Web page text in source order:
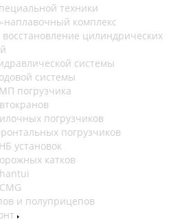
техники
наплавочный комплекс
цилиндрических
системы
системы
погрузчика
погрузчиков
погрузчиков
установок
катков
и полуприцепов